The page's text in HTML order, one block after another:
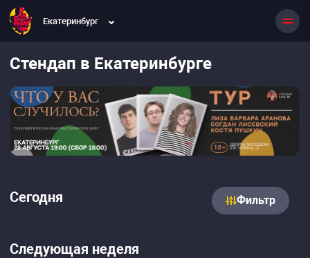
Екатеринбург
Стендап в Екатеринбурге
Фильтр
Сегодня
Следующая неделя